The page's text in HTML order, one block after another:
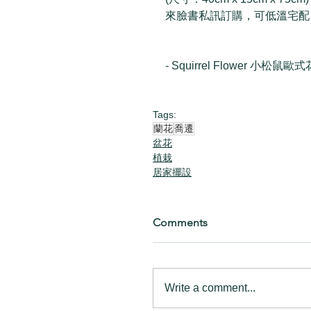
來臉書私訊訂購，可低溫宅配
- Squirrel Flower 小松鼠歐式
Tags:
蘭花喬遷
盆花
植栽
居家擺設
Comments
Write a comment...